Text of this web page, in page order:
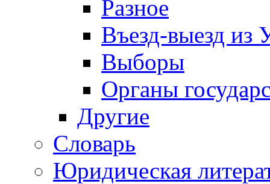
Разное
Въезд-выезд из
Выборы
Органы
Другие
Словарь
Юридическая